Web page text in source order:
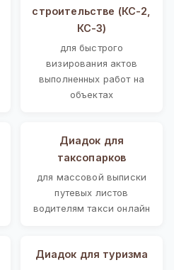
строительстве (КС-2,
КС-3)
для быстрого
визирования актов
выполненных работ на
объектах
Диадок для
таксопарков
для массовой выписки
путевых листов
водителям такси онлайн
Диадок для туризма